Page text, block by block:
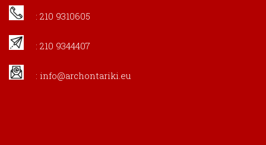
: 210 9310605
: 210 9344407
: info@archontariki.eu